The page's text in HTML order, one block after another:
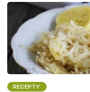
RECEPTY